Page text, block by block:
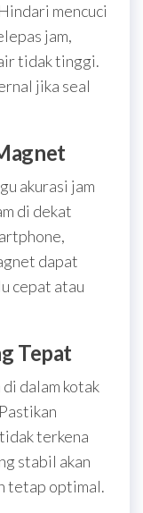
mencuci
jam,
tidak tinggi.
jika seal
akurasi jam
di dekat
dapat
cepat atau
Tepat
dalam kotak
terkena
stabil akan
tetap optimal.